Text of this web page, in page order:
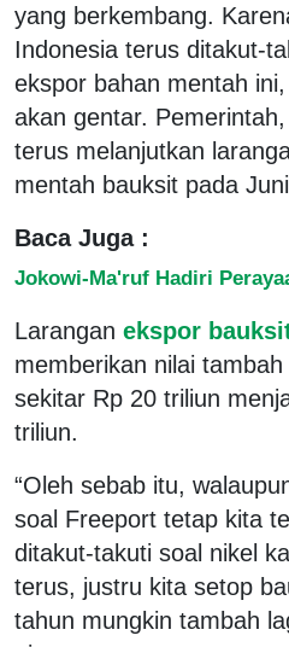
yang berkembang.
Indonesia terus ditakut-
ekspor bahan mentah
akan gentar.
terus melanjutkan
mentah bauksit pada
Baca Juga :
Jokowi-Ma'ruf Hadiri
Larangan ekspor
memberikan nilai
sekitar Rp 20 triliun
triliun.
“Oleh sebab itu,
soal Freeport tetap kita
ditakut-takuti soal nikel
terus, justru kita setop
tahun mungkin tambah